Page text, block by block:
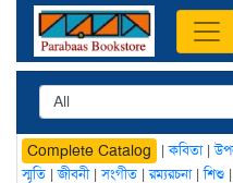
Complete Catalog |কবিতা|
স্মৃতি |জীবনী|সংগীত |রম্যরচনা|শিশু